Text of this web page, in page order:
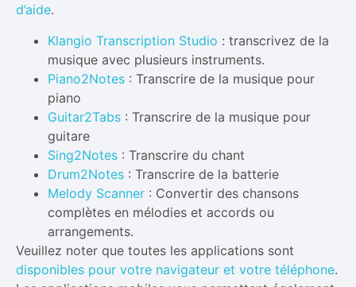
d’aide.
Klangio Transcription Studio : transcrivez de la
musique avec plusieurs instruments.
Piano2Notes : Transcrire de la musique pour
piano
Guitar2Tabs : Transcrire de la musique pour
guitare
Sing2Notes : Transcrire du chant
Drum2Notes : Transcrire de la batterie
Melody Scanner : Convertir des chansons
complètes en mélodies et accords ou
arrangements.
Veuillez noter que toutes les applications sont
disponibles pour votre navigateur et votre téléphone.